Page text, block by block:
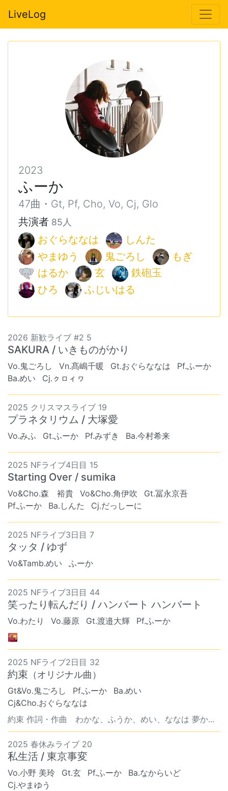
LiveLog
2023
ふーか
47曲・Gt, Pf, Cho, Vo, Cj, Glo
共演者 85人
おぐらななは
しんた
やまゆう
鬼ごろし
もぎ
はるか
玄
鉄砲玉
ひろ
ふじいはる
2026 新歓ライブ #2 5
SAKURA / いきものがかり
Vo.鬼ごろし Vn.髙嶋千暖 Gt.おぐらななは
Pf.ふーか
Ba.めい
Cj.ㇰㇿィヮ
2025 クリスマスライブ 19
プラネタリウム / 大塚愛
Vo.みふ Gt.ふーか Pf.みずき Ba.今村希来
2025 NFライブ4日目 15
Starting Over / sumika
Vo&Cho.森 裕貴 Vo&Cho.角伊吹
Gt.冨永京吾
Pf.ふーか
Ba.しんた Cj.だっしーに
2025 NFライブ3日目 7
タッタ / ゆず
Vo&Tamb.めい ふーか
2025 NFライブ3日目 44
笑ったり転んだり / ハンバート ハンバート
Vo.わたり Vo.藤原 Gt.渡邉大輝
Pf.ふーか
🌇
2025 NFライブ2日目 32
約束 （オリジナル曲）
Gt&Vo.鬼ごろし Pf.ふーか
Ba.めい
Cj&Cho.おぐらななは
約束 作詞・作曲 わかな、ふうか、めい、ななは 夢か...
2025 春休みライブ 20
私生活 / 東京事変
Vo.小野 美玲 Gt.玄 Pf.ふーか
Ba.なからいど
Cj.やまゆう